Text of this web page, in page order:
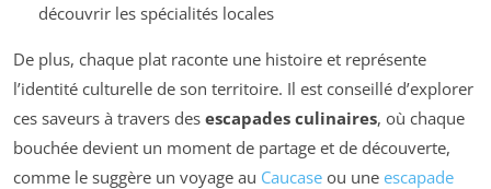
découvrir les spécialités locales
De plus, chaque plat raconte une histoire et représente
l’identité culturelle de son territoire. Il est conseillé d’explorer
ces saveurs à travers des escapades culinaires, où chaque
bouchée devient un moment de partage et de découverte,
comme le suggère un voyage au Caucase ou une escapade